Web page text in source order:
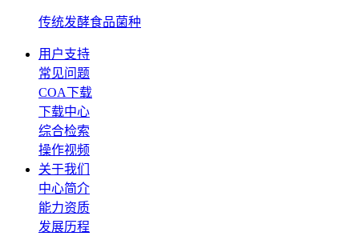
传统发酵食品菌种
用户支持
常见问题
COA下载
下载中心
综合检索
操作视频
关于我们
中心简介
能力资质
发展历程